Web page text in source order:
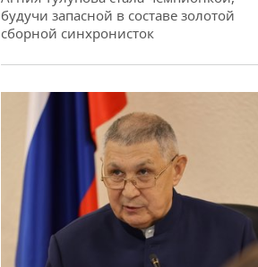
будучи запасной в составе золотой
сборной синхронисток